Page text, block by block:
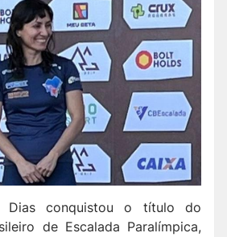
Dias conquistou o título do
de Escalada Paralímpica,